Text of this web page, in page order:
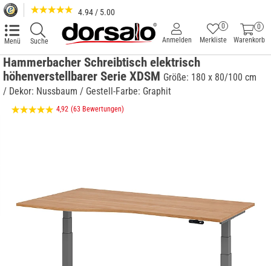
4.94 / 5.00
Menü Suche
0
Warenkorb
Merkliste
0
Anmelden
Hammerbacher Schreibtisch elektrisch
höhenverstellbarer Serie XDSM Größe: 180 x 80/100 cm
/ Dekor: Nussbaum / Gestell-Farbe: Graphit
4,92 (63 Bewertungen)